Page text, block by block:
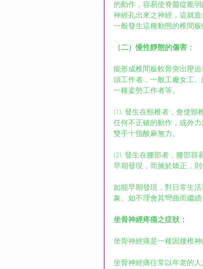
的動作，容易使脊髓從脆
神經孔出來之神經，這就
一般發生這種動態的椎間
（二）慢性靜態的傷害：
能形成椎間板軟骨突出壓
頭工作者，一般工廠女工
一種姿勢工作者等。
(1). 發生在頸椎者，會使
任何不正確的動作，或外
雙手十指酸麻無力。
(2). 發生在腰部者，腰部
早期發現，而施於矯正，
如能早期發現，對日常生
象。如不理會其彎曲而繼
坐骨神經疼痛之症狀：
坐骨神經痛是一種因腰椎
坐骨神經痛往常以年老的